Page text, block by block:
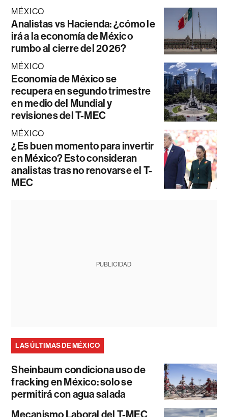
MÉXICO
Analistas vs Hacienda: ¿cómo le
irá a la economía de México
rumbo al cierre del 2026?
MÉXICO
Economía de México se
recupera en segundo trimestre
en medio del Mundial y
revisiones del T-MEC
MÉXICO
¿Es buen momento para invertir
en México? Esto consideran
analistas tras no renovarse el T-
MEC
PUBLICIDAD
LAS ÚLTIMAS DE MÉXICO
Sheinbaum condiciona uso de
fracking en México: solo se
permitirá con agua salada
Mecanismo Laboral del T-MEC